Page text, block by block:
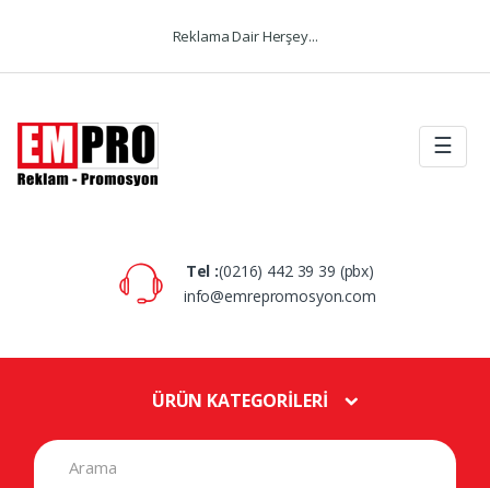
Reklama Dair Herşey...
☰
Tel :(0216) 442 39 39 (pbx)
info@emrepromosyon.com
ÜRÜN KATEGORİLERİ
S
e